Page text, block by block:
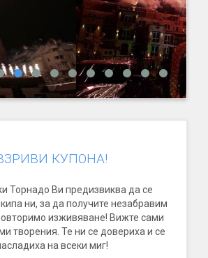
КУПОНА!
Торнадо Ви предизвиква да се
ни, за да получите незабравим
изживяване! Вижте сами
творения. Те ни се довериха и се
на всеки миг!